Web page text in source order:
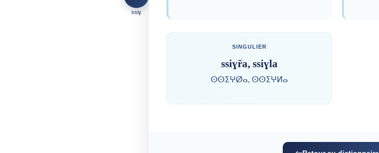
ssiɣ
SINGULIER
ssiɣřa, ssiɣla
ⵙⵙⵉⵖⵁⴰ, ⵙⵙⵉⵖⵍⴰ